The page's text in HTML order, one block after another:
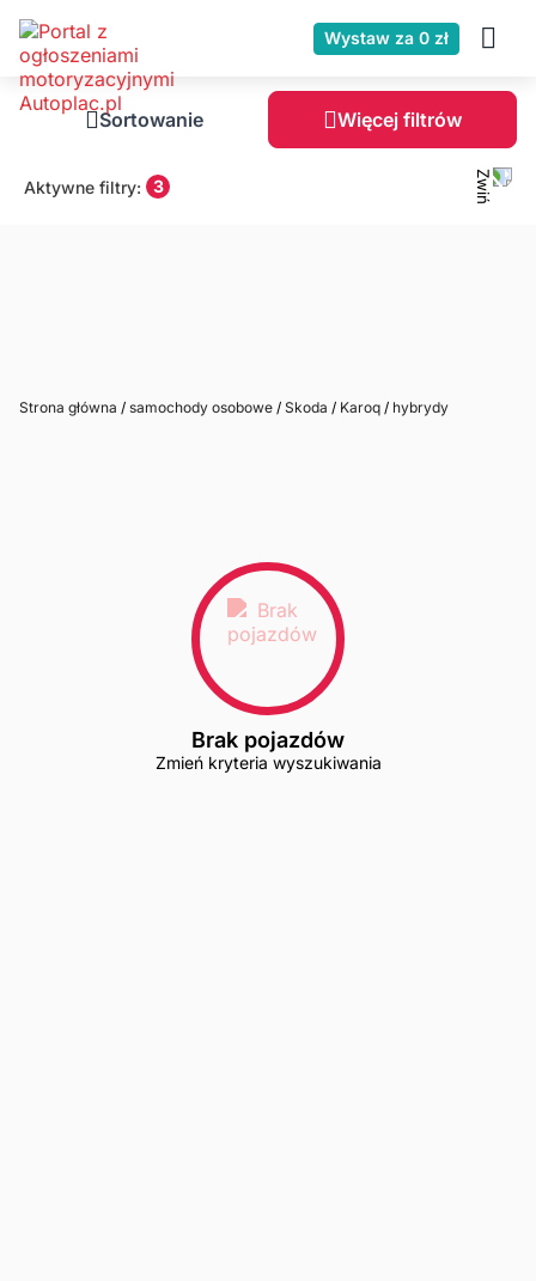
Wystaw za 0 zł
Sortowanie Więcej filtrów
Aktywne filtry: 3
Strona główna / samochody osobowe / Skoda / Karoq / hybrydy
Brak pojazdów
Zmień kryteria wyszukiwania